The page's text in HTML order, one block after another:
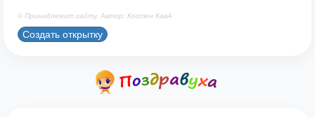
© Принадлежит сайту. Автор: Костен КавА
Создать открытку